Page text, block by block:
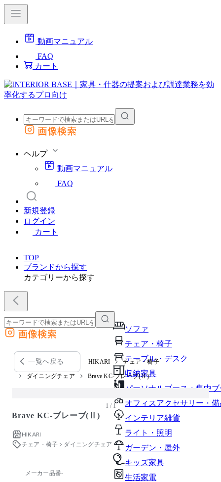
動画マニュアル
FAQ
カート
外部サイトの商品をカートに追加
画像検索
ヘルプ
動画マニュアル
FAQ
新規登録
ログイン
カート
TOP
ブランドから探す
カテゴリーから探す
ソファ
チェア・椅子
テーブル・デスク
収納家具
パーソナルブース・集中
オフィスアクセサリー・備
インテリア雑貨
ライト・照明
ガーデン・屋外
キッズ家具
生活家電
外部サイトの商品をカートに追加
他のサイトで見つけた商品ページのURLを貼り付けて、カートに追加できます
画像検索
一覧へ戻る HIKARI チェア・椅子
ダイニングチェア Brave KC-ブレーブ(Ⅱ)
1 / 1
Brave KC-ブレーブ(Ⅱ)
HIKARI
チェア・椅子
ダイニングチェア
メーカー品番-